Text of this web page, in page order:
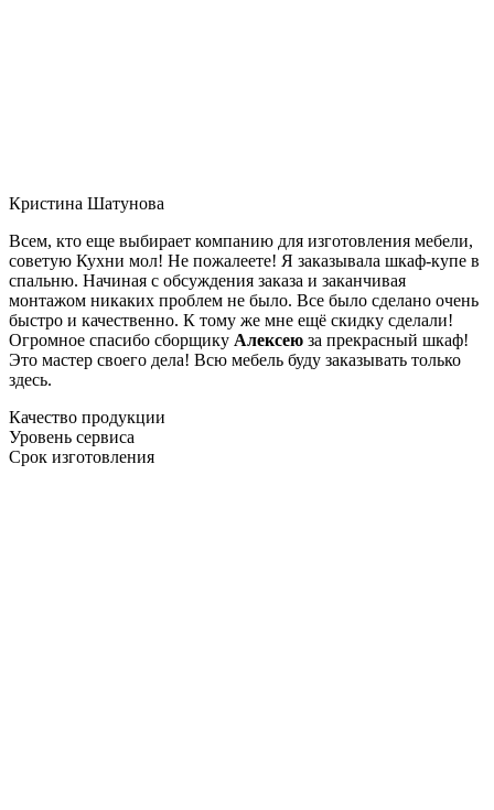
Кристина Шатунова
Всем, кто еще выбирает компанию для изготовления мебели,
советую Кухни мол! Не пожалеете! Я заказывала шкаф-купе в
спальню. Начиная с обсуждения заказа и заканчивая
монтажом никаких проблем не было. Все было сделано очень
быстро и качественно. К тому же мне ещё скидку сделали!
Огромное спасибо сборщику Алексею за прекрасный шкаф!
Это мастер своего дела! Всю мебель буду заказывать только
здесь.
Качество продукции
Уровень сервиса
Срок изготовления